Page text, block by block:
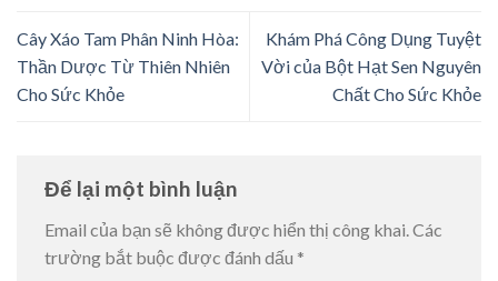
Cây Xáo Tam Phân Ninh Hòa:
Thần Dược Từ Thiên Nhiên
Cho Sức Khỏe
Khám Phá Công Dụng Tuyệt
Vời của Bột Hạt Sen Nguyên
Chất Cho Sức Khỏe
Để lại một bình luận
Email của bạn sẽ không được hiển thị công khai.Các
trường bắt buộc được đánh dấu *